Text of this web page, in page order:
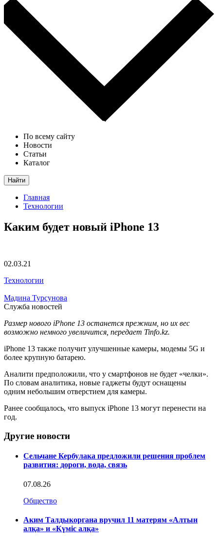
По всему сайту
Новости
Статьи
Каталог
Найти
Главная
Технологии
Каким будет новый iPhone 13
02.03.21
Технологии
Мадина Турсунова
Служба новостей
Размер нового iPhone 13 останется прежним, но их вес
возможно немного увеличится, передает Tinfo.kz.
iPhone 13 также получит улучшенные камеры, модемы 5G и
более крупную батарею.
Аналити предположили, что у смартфонов не будет «челки».
По словам аналитика, новые гаджеты будут оснащены
одним небольшим отверстием для камеры.
Ранее сообщалось, что выпуск iPhone 13 могут перенести на
год.
Другие новости
Сельчане Кербулака предложили решения проблем
развития: дороги, вода, связь
07.08.26
Общество
Аким Талдыкоргана вручил 11 матерям «Алтын
алқа» и «Күміс алқа»